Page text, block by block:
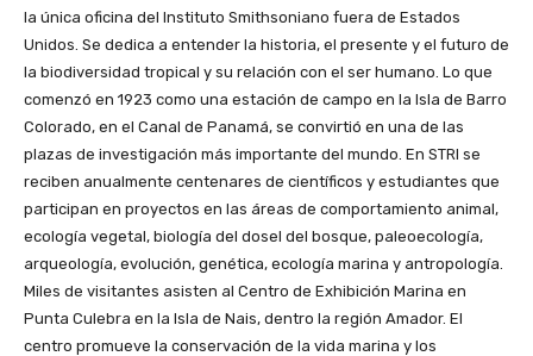
la única oficina del Instituto Smithsoniano fuera de Estados
Unidos. Se dedica a entender la historia, el presente y el futuro de
la biodiversidad tropical y su relación con el ser humano. Lo que
comenzó en 1923 como una estación de campo en la Isla de Barro
Colorado, en el Canal de Panamá, se convirtió en una de las
plazas de investigación más importante del mundo. En STRI se
reciben anualmente centenares de científicos y estudiantes que
participan en proyectos en las áreas de comportamiento animal,
ecología vegetal, biología del dosel del bosque, paleoecología,
arqueología, evolución, genética, ecología marina y antropología.
Miles de visitantes asisten al Centro de Exhibición Marina en
Punta Culebra en la Isla de Nais, dentro la región Amador. El
centro promueve la conservación de la vida marina y los